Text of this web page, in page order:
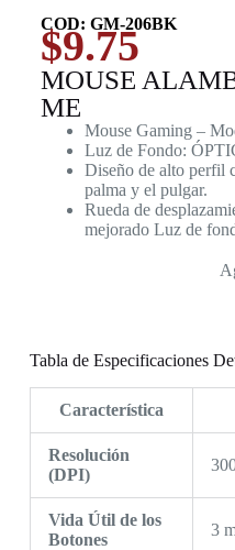
COD: GM-206BK
$9.75
MOUSE
ME
Mouse Gaming –
Luz de Fondo:
Diseño de alto perfil
palma y el pulgar.
Rueda de
mejorado Luz de
Tabla de Especificaciones
Característica
Resolución
(DPI)
Vida Útil de los
Botones
3